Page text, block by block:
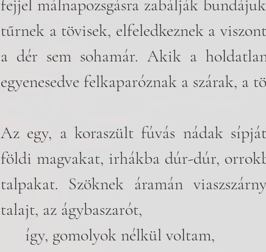
fejjel málnapozsgásra zabálják
tűrnek a tövisek, elfeledkeznek a
a dér sem sohamár. Akik a
egyenesedve felkaparóznak a szárak, a
Az egy, a koraszült fúvás nádak
földi magvakat, irhákba dúr-dúr,
talpakat. Szöknek áramán
talajt, az ágybaszarót,
így, gomolyok nélkül voltam,